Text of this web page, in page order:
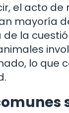
el acto
mayoría
la
lo que